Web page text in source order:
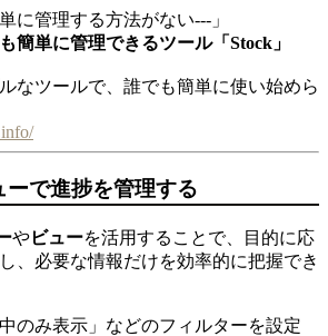
に管理する方法がない---」
簡単に管理できるツール「Stock」
なツールで、誰でも簡単に使い始めら
ーで進捗を管理する
やビューを活用することで、目的に応
、必要な情報だけを効率的に把握でき
のみ表示」などのフィルターを設定